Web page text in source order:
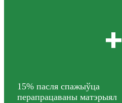
+
15% пасля спажыўца
перапрацаваны матэрыял